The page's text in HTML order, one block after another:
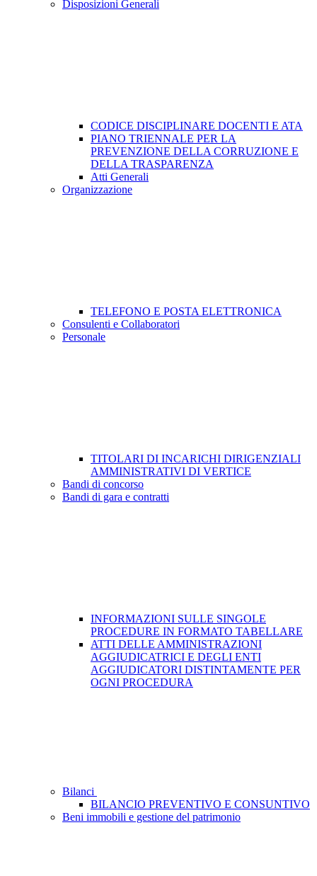
Disposizioni Generali
CODICE DISCIPLINARE DOCENTI E ATA
PIANO TRIENNALE PER LA
PREVENZIONE DELLA CORRUZIONE E
DELLA TRASPARENZA
Atti Generali
Organizzazione
TELEFONO E POSTA ELETTRONICA
Consulenti e Collaboratori
Personale
TITOLARI DI INCARICHI DIRIGENZIALI
AMMINISTRATIVI DI VERTICE
Bandi di concorso
Bandi di gara e contratti
INFORMAZIONI SULLE SINGOLE
PROCEDURE IN FORMATO TABELLARE
ATTI DELLE AMMINISTRAZIONI
AGGIUDICATRICI E DEGLI ENTI
AGGIUDICATORI DISTINTAMENTE PER
OGNI PROCEDURA
Bilanci
BILANCIO PREVENTIVO E CONSUNTIVO
Beni immobili e gestione del patrimonio